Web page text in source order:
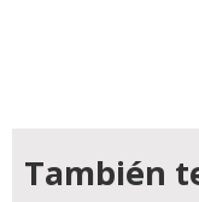
También